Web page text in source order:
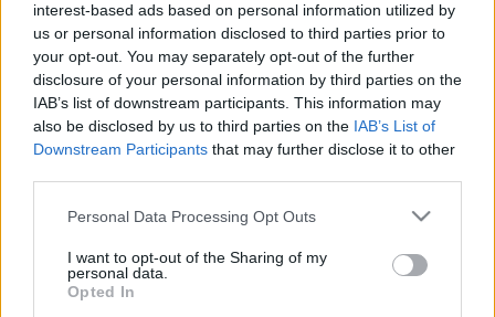
interest-based ads based on personal information utilized by
us or personal information disclosed to third parties prior to
your opt-out. You may separately opt-out of the further
disclosure of your personal information by third parties on the
IAB’s list of downstream participants. This information may
also be disclosed by us to third parties on the IAB’s List of
Downstream Participants that may further disclose it to other
Please note that this website/app uses one or more Google
not limited to your visit or usage behaviour. You may click to
grant or deny consent to Google and its third-party tags to
use your data for below specified purposes in below Google
Personal Data Processing Opt Outs
I want to opt-out of the Sharing of my
personal data.
Opted In
Pampafű problémák
Bejegyzés alcíme...